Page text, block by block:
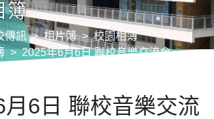
簿
傳訊 相片簿
校園相簿
2025年6月6日 聯校音樂交流會
6日 聯校音樂交流